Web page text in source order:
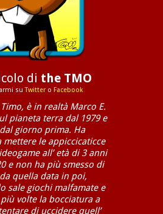
di the TMO
suTwittero Facebook
è in realtà Marco E.
pianeta terra dal 1979 e
giorno prima. Ha
mettere le appiccicaticce
all’ età di 3 anni
e non ha più smesso di
quella data in poi,
sale giochi malfamate e
volte la bocciatura a
di uccidere quell’